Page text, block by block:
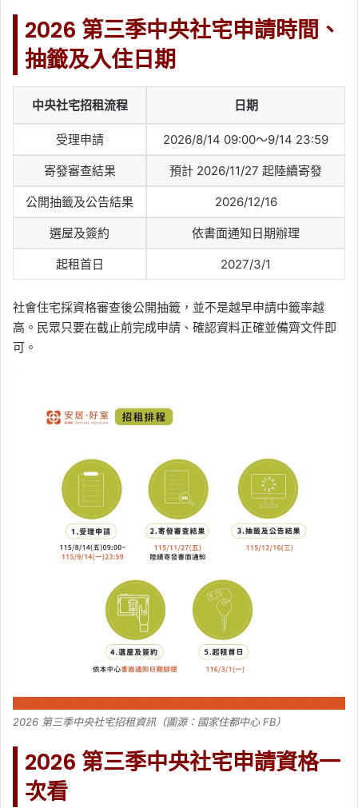
準會, 降息, 降息影響
2026 第三季中央社宅申請時間、
抽籤及入住日期
中央社宅招租流程 日期
受理申請 2026/8/14 09:00～9/14 23:59
寄發審查結果 預計 2026/11/27 起陸續寄發
公開抽籤及公告結果 2026/12/16
選屋及簽約 依書面通知日期辦理
起租首日 2027/3/1
社會住宅採資格審查後公開抽籤，並不是越早申請中籤率越
高。民眾只要在截止前完成申請、確認資料正確並備齊文件即
可。
2026 第三季中央社宅招租資訊（圖源：國家住都中心 FB）
2026 第三季中央社宅申請資格一
次看